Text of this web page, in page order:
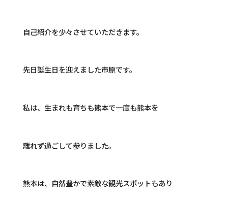
自己紹介を少々させていただきます。
先日誕生日を迎えました市原です。
私は、生まれも育ちも熊本で一度も熊本を
離れず過ごして参りました。
熊本は、自然豊かで素敵な観光スポットもあり